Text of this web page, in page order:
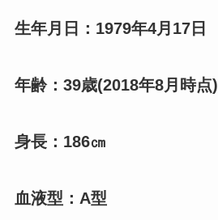
生年月日：1979年4月17日
年齢：39歳(2018年8月時点)
身長：186㎝
血液型：A型